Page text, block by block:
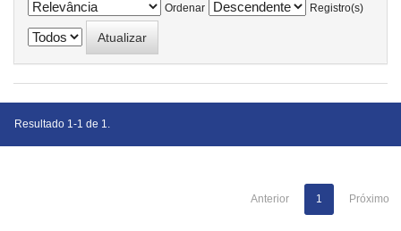
Ordenar
Registro(s)
Resultado 1-1 de 1.
Anterior 1 Próximo